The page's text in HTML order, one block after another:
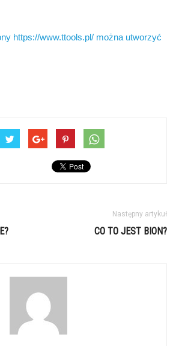
https://www.ttools.pl/ można utworzyć
Następny artykuł
CO TO JEST BION?